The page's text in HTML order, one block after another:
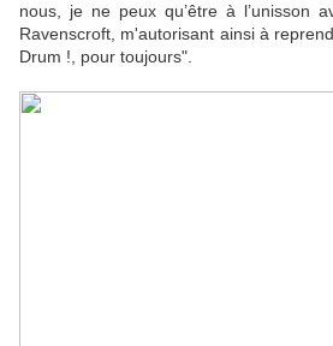
nous, je ne peux qu’être à l’unisson
Ravenscroft, m'autorisant ainsi à
Drum !, pour toujours".